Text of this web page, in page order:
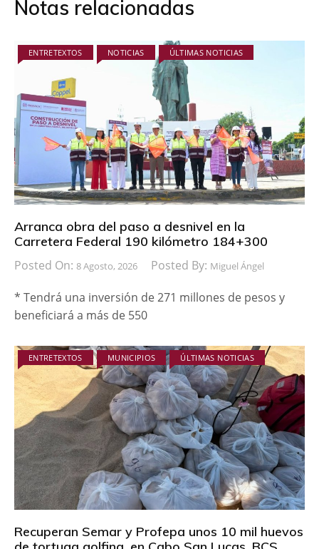
Notas relacionadas
ENTRETEXTOS NOTICIAS ÚLTIMAS NOTICIAS
Arranca obra del paso a desnivel en la
Carretera Federal 190 kilómetro 184+300
Posted On: 8 Agosto, 2026 Posted By: Miguel Ángel
* Tendrá una inversión de 271 millones de pesos y
beneficiará a más de 550
ENTRETEXTOS MUNICIPIOS ÚLTIMAS NOTICIAS
Recuperan Semar y Profepa unos 10 mil huevos